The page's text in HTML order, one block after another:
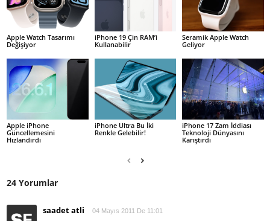
Apple Watch Tasarımı
Değişiyor
iPhone 19 Çin RAM’i
Kullanabilir
Seramik Apple Watch
Geliyor
Apple iPhone
Güncellemesini
Hızlandırdı
iPhone Ultra Bu İki
Renkle Gelebilir!
iPhone 17 Zam İddiası
Teknoloji Dünyasını
Karıştırdı
24 Yorumlar
saadet atli 04 Mayıs 2011 De 11:01